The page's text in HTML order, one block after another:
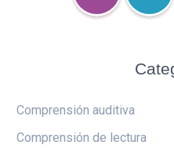
Comprensión auditiva
Comprensión de lectura